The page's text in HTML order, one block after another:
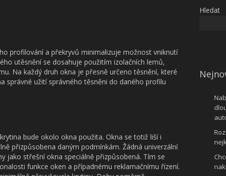
profilování a překryvů minimalizuje možnost vniknutí
utěsnění se dosahuje použitím izolačních lemů,
Na každý druh okna je přesně určeno těsnění, které
správné užití správného těsněni do daného profilu
bude okolo okna použita. Okna se totiž liší i
přizpůsobena daným podmínkám. Žádná univerzální
jako střešní okna speciálně přizpůsobená. Tím se
funkce oken a případnému reklamačnímu řízení.
Hledat